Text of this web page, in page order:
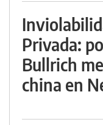
Privada:
Bullrich
china en